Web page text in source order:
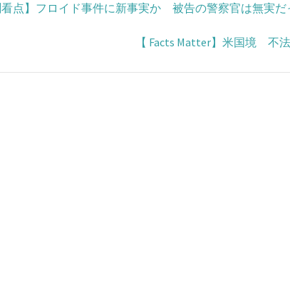
看点】フロイド事件に新事実か 被告の警察官は無実だ
【 Facts Matter】米国境 不